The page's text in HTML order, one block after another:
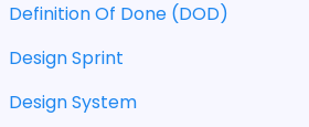
Definition Of Done (DOD)
Design Sprint
Design System